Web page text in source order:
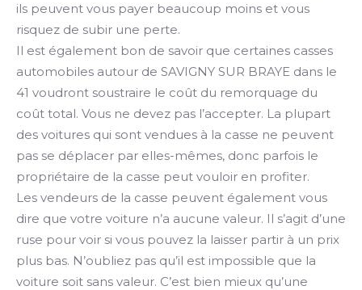
ils peuvent vous payer beaucoup moins et vous
risquez de subir une perte.
Il est également bon de savoir que certaines casses
automobiles autour de SAVIGNY SUR BRAYE dans le
41 voudront soustraire le coût du remorquage du
coût total. Vous ne devez pas l’accepter. La plupart
des voitures qui sont vendues à la casse ne peuvent
pas se déplacer par elles-mêmes, donc parfois le
propriétaire de la casse peut vouloir en profiter.
Les vendeurs de la casse peuvent également vous
dire que votre voiture n’a aucune valeur. Il s’agit d’une
ruse pour voir si vous pouvez la laisser partir à un prix
plus bas. N’oubliez pas qu’il est impossible que la
voiture soit sans valeur. C’est bien mieux qu’une